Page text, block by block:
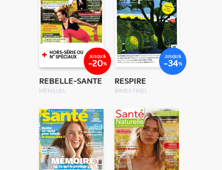
+ HORS-SÉRIE OU
N° SPÉCIAUX JUSQU'À
-20%
REBELLE-SANTE
MENSUEL
JUSQU'À
-34%
RESPIRE
BIMESTRIEL